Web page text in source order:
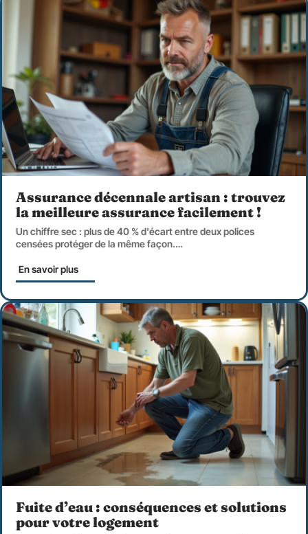
Assurance décennale artisan : trouvez
la meilleure assurance facilement !
Un chiffre sec : plus de 40 % d'écart entre deux polices
censées protéger de la même façon.…
En savoir plus
Fuite d’eau : conséquences et solutions
pour votre logement